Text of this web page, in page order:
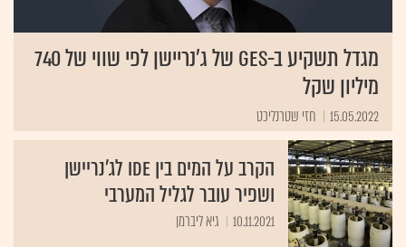
מגדל תשקיע ב-GES של ג'נריישן לפי שווי של 740
מיליון שקל
15.05.2022 חזי שטרנליכט
הקרב על המים בין IDE לג'נריישן
ושפיר עובר לגליל המערבי
10.11.2021 גיא ליברמן